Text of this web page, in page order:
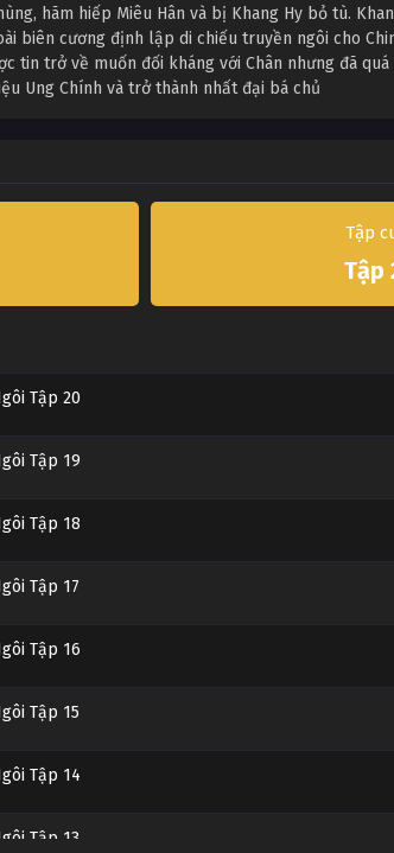
hãm hiếp Miêu Hân và bị Khang Hy bỏ tù.
biên cương định lập di chiếu truyền ngôi cho
tin trở về muốn đối kháng với Chân nhưng đã
Ung Chính và trở thành nhất đại bá chủ
Tập
Tập
Tập 20
Tập 19
Tập 18
Tập 17
Tập 16
Tập 15
Tập 14
Tập 13